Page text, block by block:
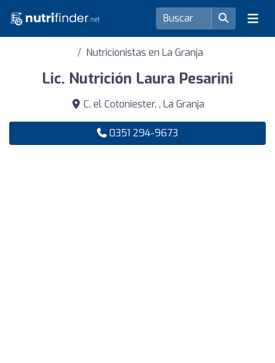
Nutricionistas en La Granja
Lic. Nutrición Laura Pesarini
C. el Cotoniester, , La Granja
0351 294-9673